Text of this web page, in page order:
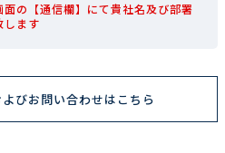
の【通信欄】にて貴社名及び部署
します
びお問い合わせはこちら